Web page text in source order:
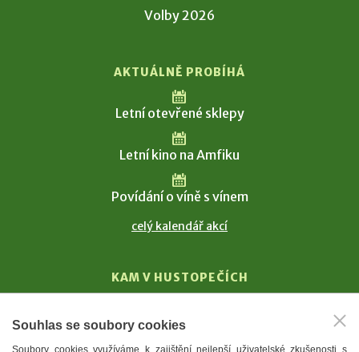
Volby 2026
AKTUÁLNĚ PROBÍHÁ
Letní otevřené sklepy
Letní kino na Amfiku
Povídání o víně s vínem
celý kalendář akcí
KAM V HUSTOPEČÍCH
T. G. Masaryk
Souhlas se soubory cookies
Soubory cookies využíváme k zajištění nejlepší uživatelské zkušenosti s